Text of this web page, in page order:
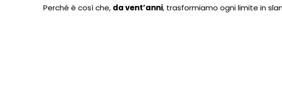
Perché è così che, da vent’anni, trasformiamo ogni limite in